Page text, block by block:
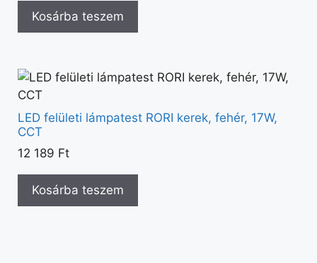
Kosárba teszem
LED felületi lámpatest RORI kerek, fehér, 17W,
CCT
12 189 Ft
Kosárba teszem